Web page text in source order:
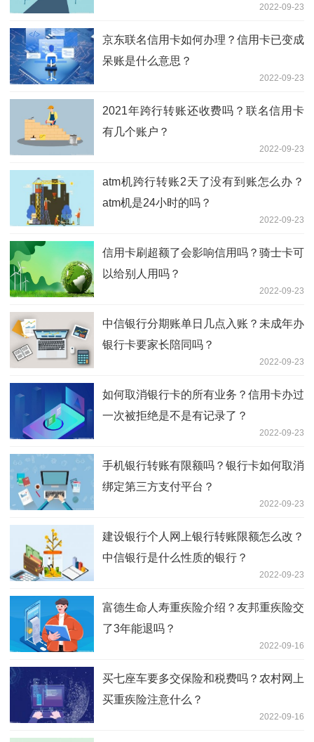
2022-09-23
京东联名信用卡如何办理？信用卡已变成
呆账是什么意思？
2022-09-23
2021年跨行转账还收费吗？联名信用卡
有几个账户？
2022-09-23
atm机跨行转账2天了没有到账怎么办？
atm机是24小时的吗？
2022-09-23
信用卡刷超额了会影响信用吗？骑士卡可
以给别人用吗？
2022-09-23
中信银行分期账单日几点入账？未成年办
银行卡要家长陪同吗？
2022-09-23
如何取消银行卡的所有业务？信用卡办过
一次被拒绝是不是有记录了？
2022-09-23
手机银行转账有限额吗？银行卡如何取消
绑定第三方支付平台？
2022-09-23
建设银行个人网上银行转账限额怎么改？
中信银行是什么性质的银行？
2022-09-23
富德生命人寿重疾险介绍？友邦重疾险交
了3年能退吗？
2022-09-16
买七座车要多交保险和税费吗？农村网上
买重疾险注意什么？
2022-09-16